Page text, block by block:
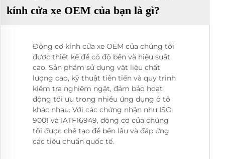
kính cửa xe OEM của bạn là gì?
Động cơ kính cửa xe OEM của chúng tôi
được thiết kế để có độ bền và hiệu suất
cao. Sản phẩm sử dụng vật liệu chất
lượng cao, kỹ thuật tiên tiến và quy trình
kiểm tra nghiêm ngặt, đảm bảo hoạt
động tối ưu trong nhiều ứng dụng ô tô
khác nhau. Với các chứng nhận như ISO
9001 và IATF16949, động cơ của chúng
tôi được chế tạo để bền lâu và đáp ứng
các tiêu chuẩn quốc tế.